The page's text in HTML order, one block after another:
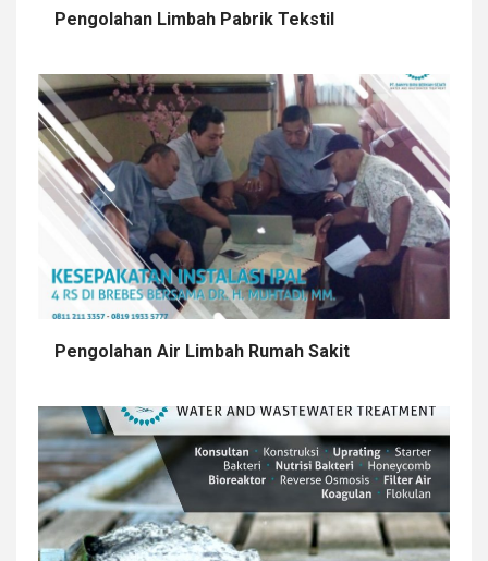
Pengolahan Limbah Pabrik Tekstil
Pengolahan Air Limbah Rumah Sakit